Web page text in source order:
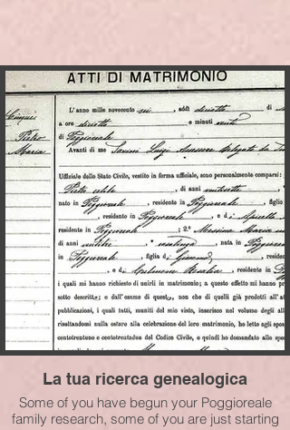
La tua ricerca genealogica
Some of you have begun your Poggioreale
family research, some of you are just starting